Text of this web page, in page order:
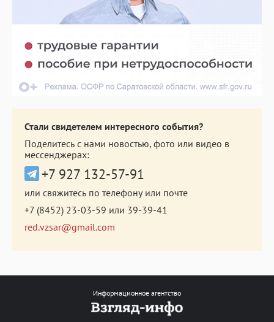
Стали свидетелем интересного события?
Поделитесь с нами новостью, фото или видео в
мессенджерах:
+7 927 132-57-91
или свяжитесь по телефону или почте
+7 (8452) 23-03-59 или 39-39-41
red.vzsar@gmail.com
Информационное агентство